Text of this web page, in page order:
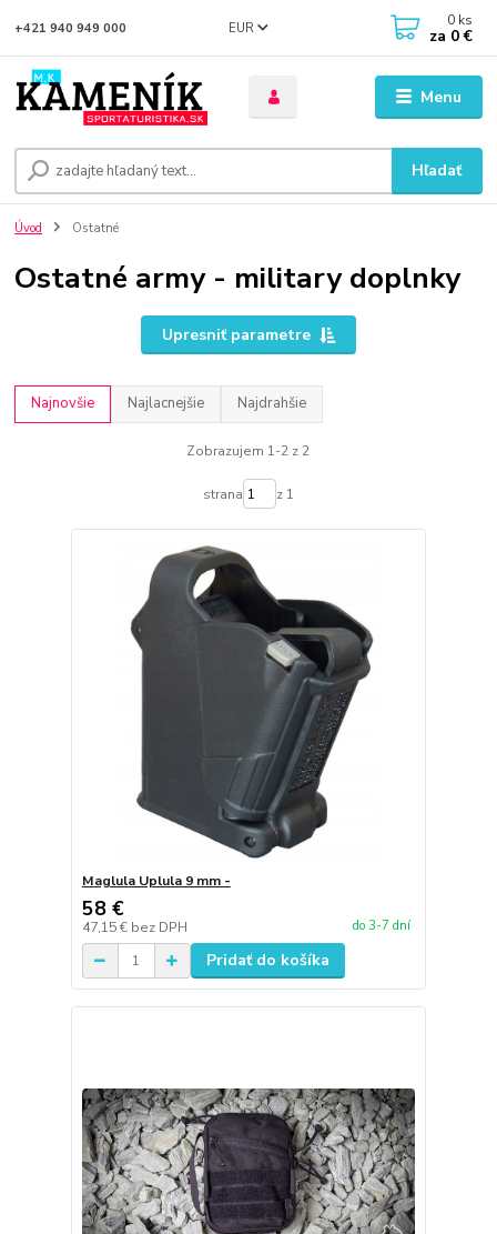
Menu
EUR
Hľadať
+421 940 949 000 0 ks
za 0 €
Úvod Ostatné
Ostatné army - military doplnky
Upresniť parametre
Najnovšie Najlacnejšie Najdrahšie
Zobrazujem 1-2 z 2
strana z 1
Maglula Uplula 9 mm -
58 €
47,15 € bez DPH do 3-7 dní
Pridať do košíka